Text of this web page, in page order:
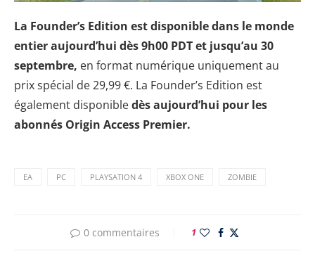
La Founder’s Edition est disponible dans le monde
entier aujourd’hui dès 9h00 PDT et jusqu’au 30
septembre, en format numérique uniquement au
prix spécial de 29,99 €. La Founder’s Edition est
également disponibledès aujourd’hui pour les
abonnés Origin Access Premier.
EA PC PLAYSATION 4 XBOX ONE ZOMBIE
0 commentaires 1